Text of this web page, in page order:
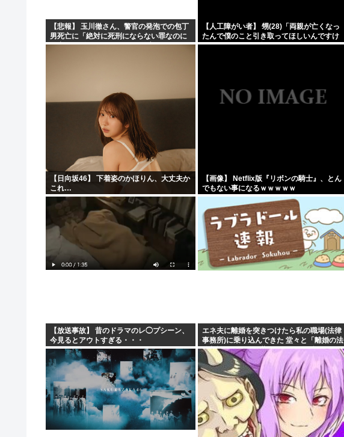
【悲報】 玉川徹さん、警官の発泡での包丁
男死亡に「絶対に死刑にならない罪なのに
警察が死刑にした！」 → 元警官のマジレス
【人工障がい者】 甥(28)「両親が亡くなっ
たんで僕のこと引き取ってほしいんですけ
ど！」なんでいい年したヒキニートを引き
【日向坂46】 下着姿のかほりん、大丈夫か
これ…
【画像】 Netflix版『リボンの騎士』、とん
でもない事になるｗｗｗｗｗ
【放送事故】 昔のドラマのレ◯プシーン、
今見るとアウトすぎる・・・
エネ夫に離婚を突きつけたら私の職場(法律
事務所)に乗り込んできた 堂々と「離婚の法
律相談です。母の薦めでこちらに参りまし
た」と言っているが、...